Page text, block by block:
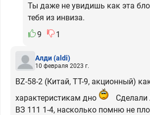
Ты даже не увидишь как эта
тебя из инвиза.
9
1
Алди(aldi)
10 февраля 2023 г.
BZ-58-2 (Китай, ТТ-9, акционный)
характеристикам дно
Сделали
ВЗ 111 1-4, насколько помню не